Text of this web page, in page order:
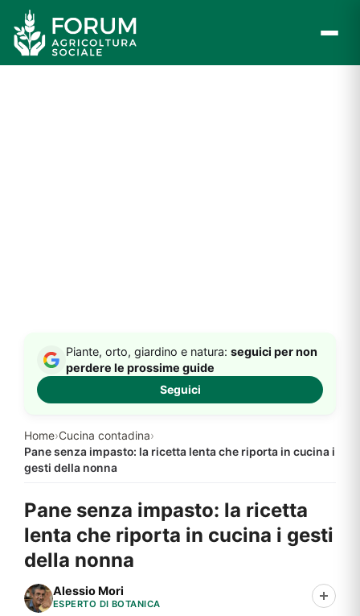
contenuto
Home›Cucina contadina›
Pane senza impasto: la ricetta lenta che riporta in cucina i
gesti della nonna
Piante, orto, giardino e natura: seguici per non
perdere le prossime guide
Seguici
Pane senza impasto: la ricetta
lenta che riporta in cucina i gesti
della nonna
Alessio Mori
ESPERTO DI BOTANICA